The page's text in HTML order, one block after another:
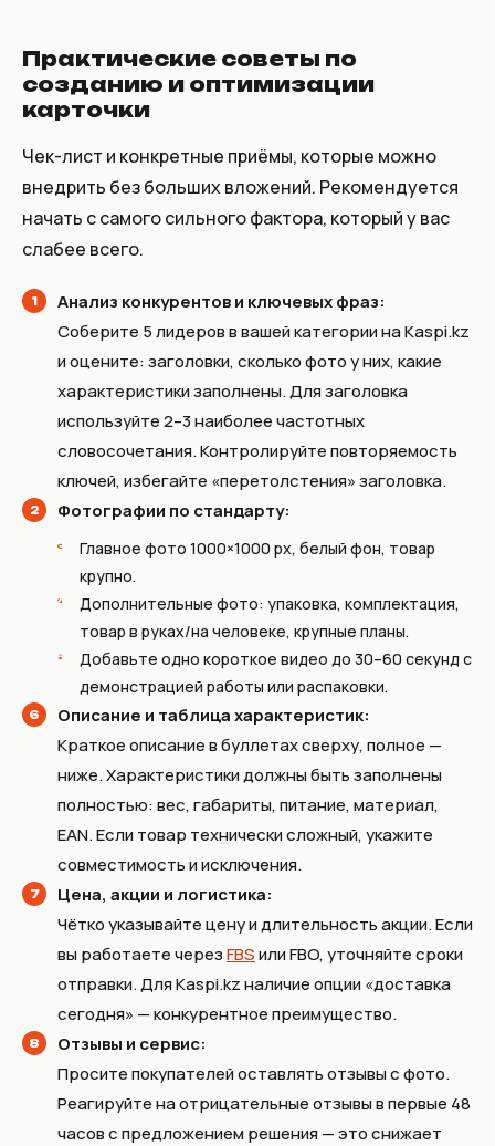
Практические советы по
созданию и оптимизации
карточки
Чек-лист и конкретные приёмы, которые можно
внедрить без больших вложений. Рекомендуется
начать с самого сильного фактора, который у вас
слабее всего.
Анализ конкурентов и ключевых фраз:
Соберите 5 лидеров в вашей категории на Kaspi.kz
и оцените: заголовки, сколько фото у них, какие
характеристики заполнены. Для заголовка
используйте 2–3 наиболее частотных
словосочетания. Контролируйте повторяемость
ключей, избегайте «перетолстения» заголовка.
Фотографии по стандарту:
Главное фото 1000×1000 px, белый фон, товар
крупно.
Дополнительные фото: упаковка, комплектация,
товар в руках/на человеке, крупные планы.
Добавьте одно короткое видео до 30–60 секунд с
демонстрацией работы или распаковки.
Описание и таблица характеристик:
Краткое описание в буллетах сверху, полное —
ниже. Характеристики должны быть заполнены
полностью: вес, габариты, питание, материал,
EAN. Если товар технически сложный, укажите
совместимость и исключения.
Цена, акции и логистика:
Чётко указывайте цену и длительность акции. Если
вы работаете черезFBSили FBO, уточняйте сроки
отправки. Для Kaspi.kz наличие опции «доставка
сегодня» — конкурентное преимущество.
Отзывы и сервис:
Просите покупателей оставлять отзывы с фото.
Реагируйте на отрицательные отзывы в первые 48
часов с предложением решения — это снижает